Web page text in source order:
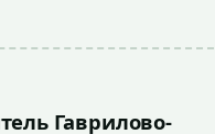
Гаврилово-